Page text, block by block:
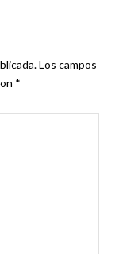
Los campos
*